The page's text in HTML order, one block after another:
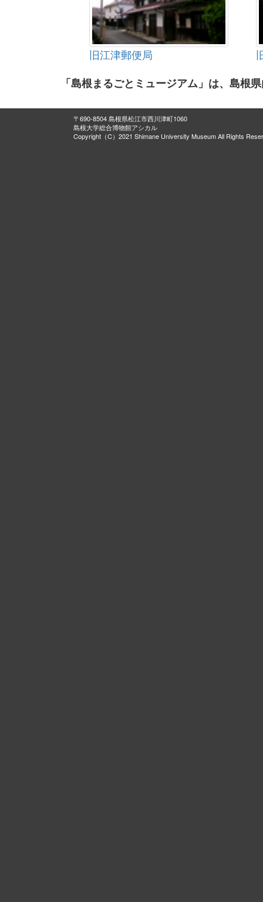
旧江津郵便局
「島根まるごとミュージアム」は、島根
〒690-8504 島根県松江市西川津町1060
島根大学総合博物館アシカル
Copyright（C）2021 Shimane University Museum All Rights